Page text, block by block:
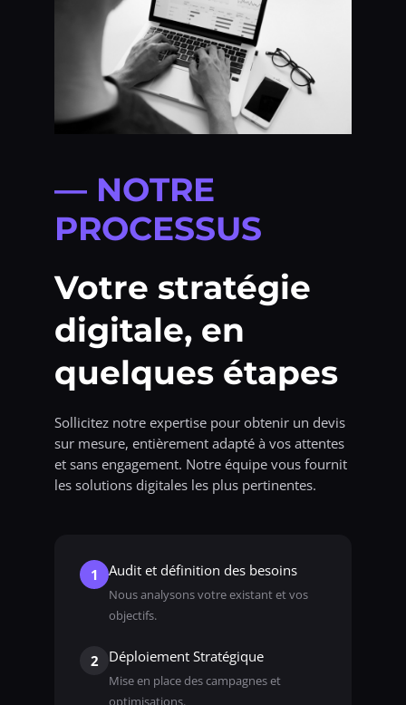
— NOTRE
PROCESSUS
Votre stratégie
digitale, en
quelques étapes
Sollicitez notre expertise pour obtenir un devis
sur mesure, entièrement adapté à vos attentes
et sans engagement. Notre équipe vous fournit
les solutions digitales les plus pertinentes.
1 Audit et définition des besoins
Nous analysons votre existant et vos
objectifs.
2 Déploiement Stratégique
Mise en place des campagnes et
optimisations.